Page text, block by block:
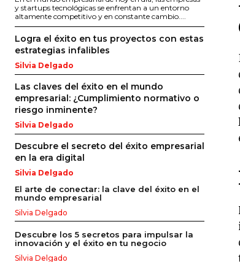
y startups tecnológicas se enfrentan a un entorno
altamente competitivo y en constante cambio....
Logra el éxito en tus proyectos con estas
estrategias infalibles
Silvia Delgado
Las claves del éxito en el mundo
empresarial: ¿Cumplimiento normativo o
riesgo inminente?
Silvia Delgado
Descubre el secreto del éxito empresarial
en la era digital
Silvia Delgado
El arte de conectar: la clave del éxito en el
mundo empresarial
Silvia Delgado
Descubre los 5 secretos para impulsar la
innovación y el éxito en tu negocio
Silvia Delgado